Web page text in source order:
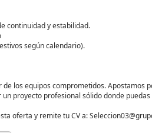
continuidad y estabilidad.
según calendario).
de los equipos comprometidos.
proyecto profesional sólido donde
oferta y remite tu CV a: